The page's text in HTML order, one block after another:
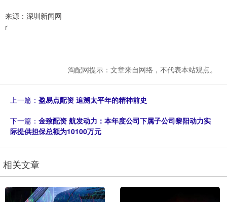
来源：深圳新闻网
r
淘配网提示：文章来自网络，不代表本站观点。
上一篇： 盈易点配资 追溯太平年的精神前史
下一篇： 金致配资 航发动力：本年度公司下属子公司黎阳动力实
际提供担保总额为10100万元
相关文章